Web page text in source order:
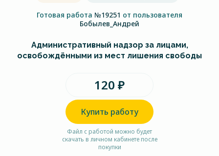
Готовая работа №19251 от пользователя
Бобылев_Андрей
Административный надзор за лицами,
освобождёнными из мест лишения свободы
120 ₽
Купить работу
Файл с работой можно будет
скачать в личном кабинете после
покупки